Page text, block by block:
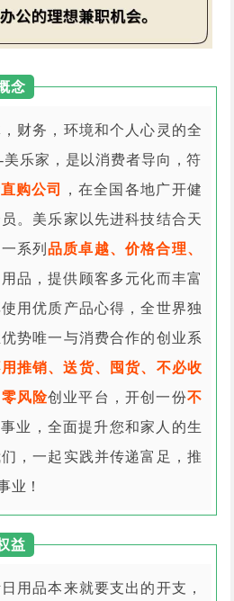
念
财务，环境和个人心灵的全
乐家，是以消费者导向，符
购公司
，在全国各地广开健
。美乐家以先进科技结合天
系列 品质卓越、价格合理、
品，提供顾客多元化而丰富
用优质产品心得，全世界独
势唯一与消费合作的创业系
推销、送货、囤货、不必收
风险创业平台，开创一份不
业，全面提升您和家人的生
，一起实践并传递富足，推
业！
益
用品本来就要支出的开支，